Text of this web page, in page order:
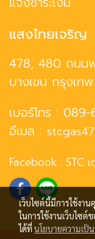
แสงไทยเจริญ
478, 480 ถนน
บางเขน กรุงเท
เบอร์โทร : 089-
อีเมล :
Facebook : STC
เว็บไซต์นี้มีการใช้งา
ในการใช้งานเว็บไซต์
ได้ที่นโยบายความเป็